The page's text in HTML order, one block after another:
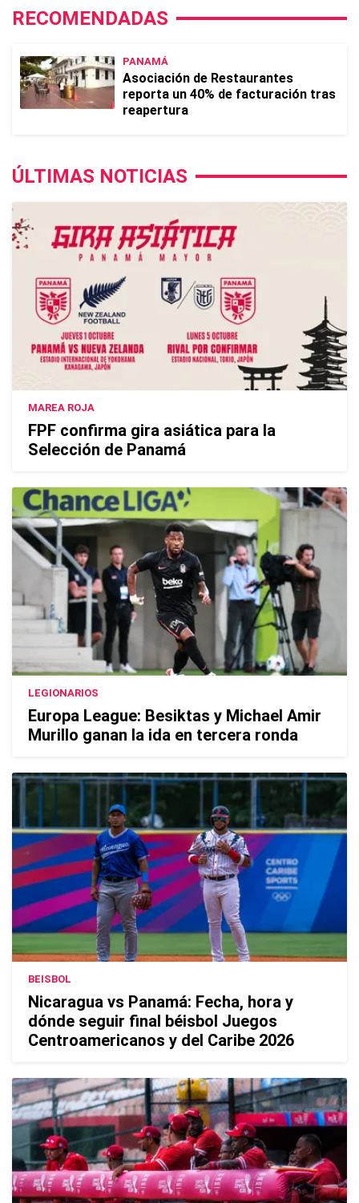
RECOMENDADAS
PANAMÁ
Asociación de Restaurantes
reporta un 40% de facturación tras
reapertura
ÚLTIMAS NOTICIAS
MAREA ROJA
FPF confirma gira asiática para la
Selección de Panamá
LEGIONARIOS
Europa League: Besiktas y Michael Amir
Murillo ganan la ida en tercera ronda
BEISBOL
Nicaragua vs Panamá: Fecha, hora y
dónde seguir final béisbol Juegos
Centroamericanos y del Caribe 2026